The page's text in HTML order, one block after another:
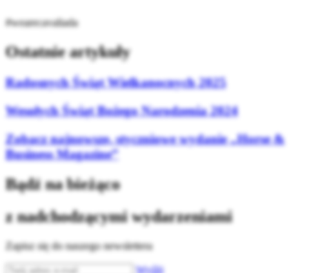
#wearecavaliada
Ostatnie artykuły
Radosnych Świąt Wielkanocnych 2025
Wesołych Świąt Bożego Narodzenia 2024
Zobacz najnowsze, styczniowe wydanie „Horse &
Business Magazine”
Bądź na bieżąco
z nadchodzącymi wydarzeniami
Zapisz się do naszego newslettera
Wyślij